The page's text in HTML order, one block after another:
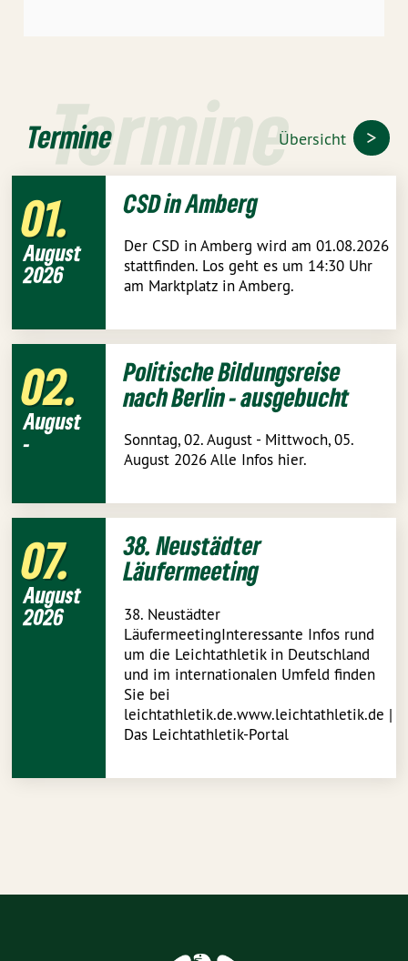
Termine
TermineÜbersicht
01
August
2026
CSD in Amberg
Der CSD in Amberg wird am 01.08.2026
stattfinden. Los geht es um 14:30 Uhr
am Marktplatz in Amberg.
02
August
-
Politische Bildungsreise
nach Berlin - ausgebucht
Sonntag, 02. August - Mittwoch, 05.
August 2026 Alle Infos hier.
07
August
2026
38. Neustädter
Läufermeeting
38. Neustädter
LäufermeetingInteressante Infos rund
um die Leichtathletik in Deutschland
und im internationalen Umfeld finden
Sie bei
leichtathletik.de.www.leichtathletik.de |
Das Leichtathletik-Portal